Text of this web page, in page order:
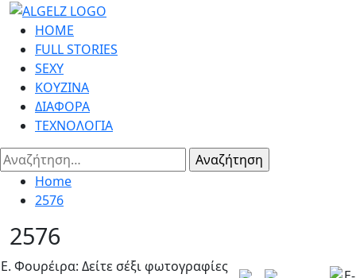
Skip
content
Primary
Menu
HOME
FULL STORIES
SEXY
ΚΟΥΖΙΝΑ
ΔΙΑΦΟΡΑ
ΤΕΧΝΟΛΟΓΙΑ
Αναζήτηση
για:
Home
2576
2576
Ε. Φουρέιρα: Δείτε σέξι φωτογραφίες